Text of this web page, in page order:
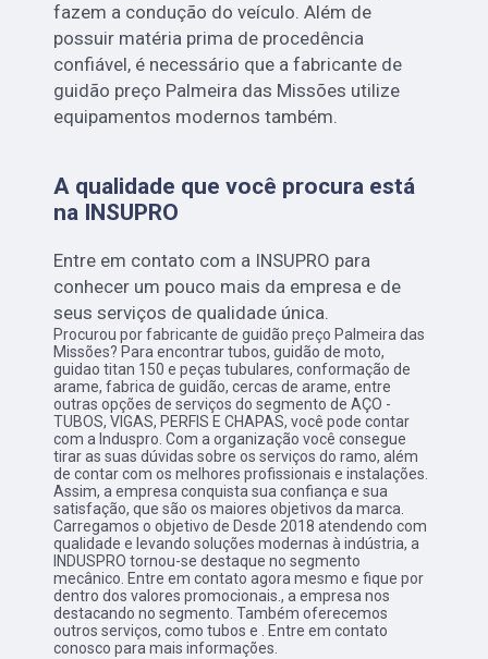
fazem a condução do veículo. Além de
possuir matéria prima de procedência
confiável, é necessário que a fabricante de
guidão preço Palmeira das Missões utilize
equipamentos modernos também.
A qualidade que você procura está
na INSUPRO
Entre em contato com a INSUPRO para
conhecer um pouco mais da empresa e de
seus serviços de qualidade única.
Procurou por fabricante de guidão preço Palmeira das
Missões? Para encontrar tubos, guidão de moto,
guidao titan 150 e peças tubulares, conformação de
arame, fabrica de guidão, cercas de arame, entre
outras opções de serviços do segmento de AÇO -
TUBOS, VIGAS, PERFIS E CHAPAS, você pode contar
com a Induspro. Com a organização você consegue
tirar as suas dúvidas sobre os serviços do ramo, além
de contar com os melhores profissionais e instalações.
Assim, a empresa conquista sua confiança e sua
satisfação, que são os maiores objetivos da marca.
Carregamos o objetivo de Desde 2018 atendendo com
qualidade e levando soluções modernas à indústria, a
INDUSPRO tornou-se destaque no segmento
mecânico. Entre em contato agora mesmo e fique por
dentro dos valores promocionais., a empresa nos
destacando no segmento. Também oferecemos
outros serviços, como tubos e . Entre em contato
conosco para mais informações.